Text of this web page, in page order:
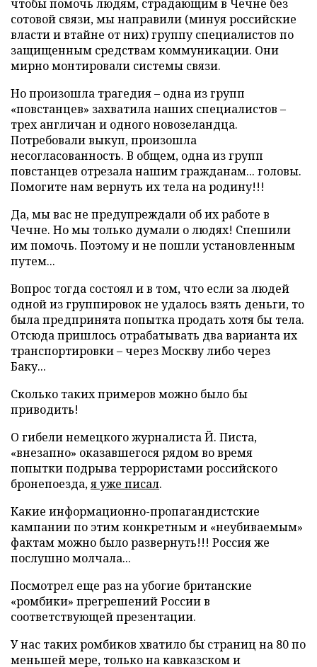
чтобы помочь людям, страдающим в Чечне без
сотовой связи, мы направили (минуя российские
власти и втайне от них) группу специалистов по
защищенным средствам коммуникации. Они
мирно монтировали системы связи.
Но произошла трагедия – одна из групп
«повстанцев» захватила наших специалистов –
трех англичан и одного новозеландца.
Потребовали выкуп, произошла
несогласованность. В общем, одна из групп
повстанцев отрезала нашим гражданам... головы.
Помогите нам вернуть их тела на родину!!!
Да, мы вас не предупреждали об их работе в
Чечне. Но мы только думали о людях! Спешили
им помочь. Поэтому и не пошли установленным
путем...
Вопрос тогда состоял и в том, что если за людей
одной из группировок не удалось взять деньги, то
была предпринята попытка продать хотя бы тела.
Отсюда пришлось отрабатывать два варианта их
транспортировки – через Москву либо через
Баку...
Сколько таких примеров можно было бы
приводить!
О гибели немецкого журналиста Й. Писта,
«внезапно» оказавшегося рядом во время
попытки подрыва террористами российского
бронепоезда,я уже писал.
Какие информационно-пропагандистские
кампании по этим конкретным и «неубиваемым»
фактам можно было развернуть!!! Россия же
послушно молчала...
Посмотрел еще раз на убогие британские
«ромбики» прегрешений России в
соответствующей презентации.
У нас таких ромбиков хватило бы страниц на 80 по
меньшей мере, только на кавказском и